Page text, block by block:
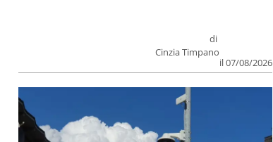
di
Cinzia Timpano
il 07/08/2026